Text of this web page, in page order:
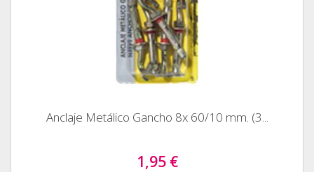
Anclaje Metálico Gancho 8x 60/10 mm. (3...
1,95 €